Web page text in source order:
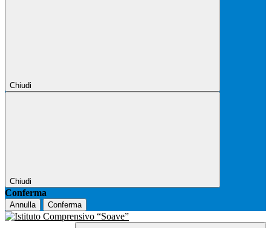
Chiudi
Chiudi
Conferma
Annulla Conferma